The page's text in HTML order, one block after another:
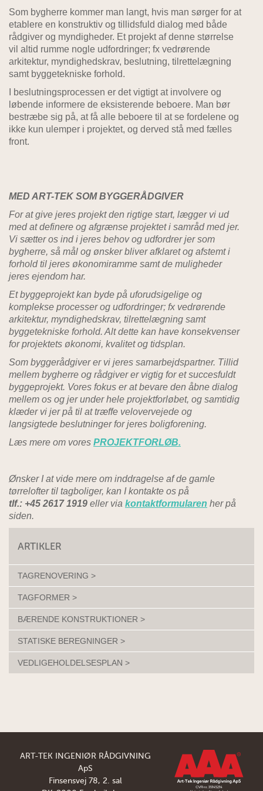
Som bygherre kommer man langt, hvis man sørger for at
etablere en konstruktiv og tillidsfuld dialog med både
rådgiver og myndigheder. Et projekt af denne størrelse
vil altid rumme nogle udfordringer; fx vedrørende
arkitektur, myndighedskrav, beslutning, tilrettelægning
samt byggetekniske forhold.
I beslutningsprocessen er det vigtigt at involvere og
løbende informere de eksisterende beboere. Man bør
bestræbe sig på, at få alle beboere til at se fordelene og
ikke kun ulemper i projektet, og derved stå med fælles
front.
MED ART-TEK SOM BYGGERÅDGIVER
For at give jeres projekt den rigtige start, lægger vi ud
med at definere og afgrænse projektet i samråd med jer.
Vi sætter os ind i jeres behov og udfordrer jer som
bygherre, så mål og ønsker bliver afklaret og afstemt i
forhold til jeres økonomiramme samt de muligheder
jeres ejendom har.
Et byggeprojekt kan byde på uforudsigelige og
komplekse processer og udfordringer; fx vedrørende
arkitektur, myndighedskrav, tilrettelægning samt
byggetekniske forhold. Alt dette kan have konsekvenser
for projektets økonomi, kvalitet og tidsplan.
Som byggerådgiver er vi jeres samarbejdspartner. Tillid
mellem bygherre og rådgiver er vigtig for et succesfuldt
byggeprojekt. Vores fokus er at bevare den åbne dialog
mellem os og jer under hele projektforløbet, og samtidig
klæder vi jer på til at træffe velovervejede og
langsigtede beslutninger for jeres boligforening.
Læs mere om vores PROJEKTFORLØB.
Ønsker I at vide mere om inddragelse af de gamle
tørrelofter til tagboliger, kan I kontakte os på
tlf.: +45 2617 1919 eller via kontaktformularen her på
siden.
ARTIKLER
TAGRENOVERING >
TAGFORMER >
BÆRENDE KONSTRUKTIONER >
STATISKE BEREGNINGER >
VEDLIGEHOLDELSESPLAN >
ART-TEK INGENIØR RÅDGIVNING
ApS
Finsensvej 78, 2. sal